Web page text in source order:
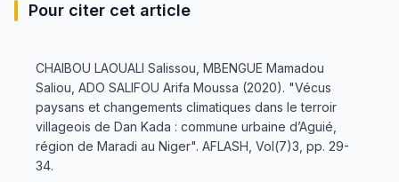
Pour citer cet article
CHAIBOU LAOUALI Salissou, MBENGUE Mamadou
Saliou, ADO SALIFOU Arifa Moussa (2020). "Vécus
paysans et changements climatiques dans le terroir
villageois de Dan Kada : commune urbaine d’Aguié,
région de Maradi au Niger". AFLASH, Vol(7)3, pp. 29-
34.